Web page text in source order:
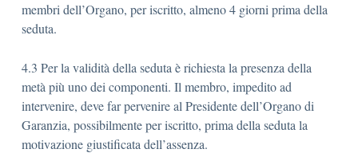
membri dell’Organo, per iscritto, almeno 4 giorni prima della
seduta.
4.3 Per la validità della seduta è richiesta la presenza della
metà più uno dei componenti. Il membro, impedito ad
intervenire, deve far pervenire al Presidente dell’Organo di
Garanzia, possibilmente per iscritto, prima della seduta la
motivazione giustificata dell’assenza.